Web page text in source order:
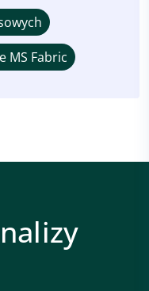
MS Fabric